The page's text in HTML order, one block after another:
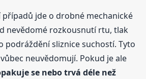
případů jde o drobné mechanické
nevědomé rozkousnutí rtu, tlak
podráždění sliznice suchostí. Tyto
neuvědomují. Pokud je ale
se nebo trvá déle než